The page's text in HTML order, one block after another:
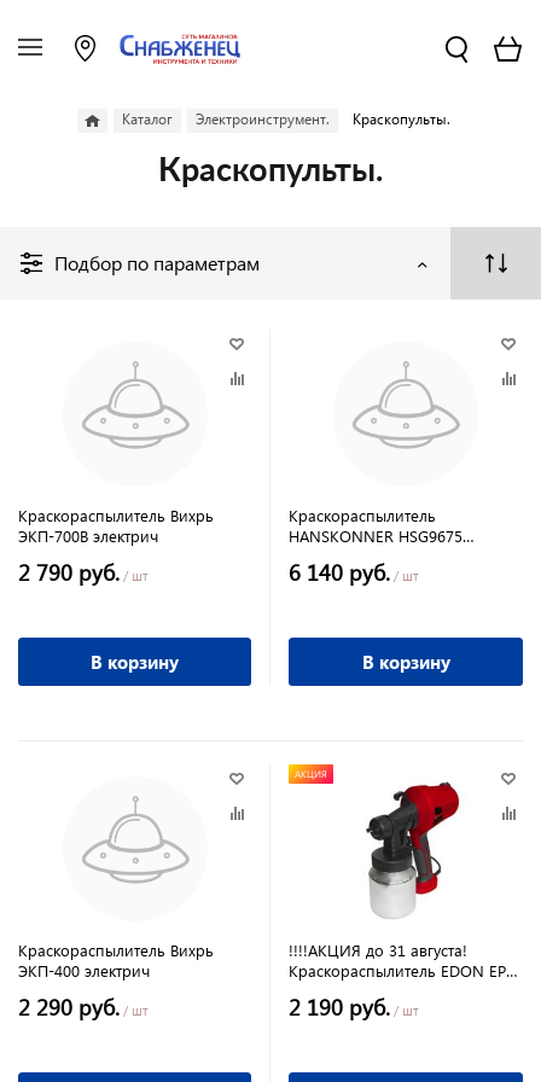
Каталог Электроинструмент. Краскопульты.
Краскопульты.
Подбор по параметрам
Краскораспылитель Вихрь
ЭКП-700В электрич
2 790 руб. / шт
В корзину
Краскораспылитель
HANSKONNER HSG9675
мин,)малошумный
6 140 руб. / шт
В корзину
Краскораспылитель Вихрь
ЭКП-400 электрич
2 290 руб. / шт
АКЦИЯ
!!!!АКЦИЯ до 31 августа!
Краскораспылитель EDON EPS-
2 190 руб. / шт